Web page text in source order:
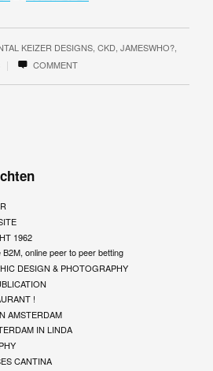
KEIZER DESIGNS, CKD, JAMESWHO?,
| COMMENT
1962
online peer to peer betting
DESIGN & PHOTOGRAPHY
!
AMSTERDAM
IN LINDA
CANTINA